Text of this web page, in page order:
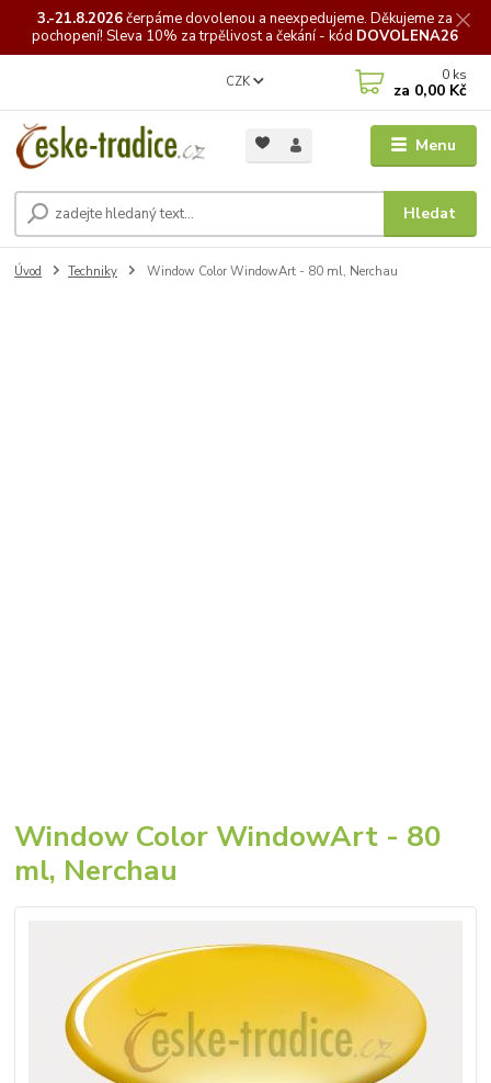
3.-21.8.2026čerpámedovolenou a neexpedujeme. Děkujeme za
pochopení! Sleva 10% za trpělivost a čekání - kód DOVOLENA26
Menu
CZK
Hledat
0 ks
za 0,00 Kč
Úvod Techniky Window Color WindowArt - 80 ml, Nerchau
Window Color WindowArt - 80
ml, Nerchau